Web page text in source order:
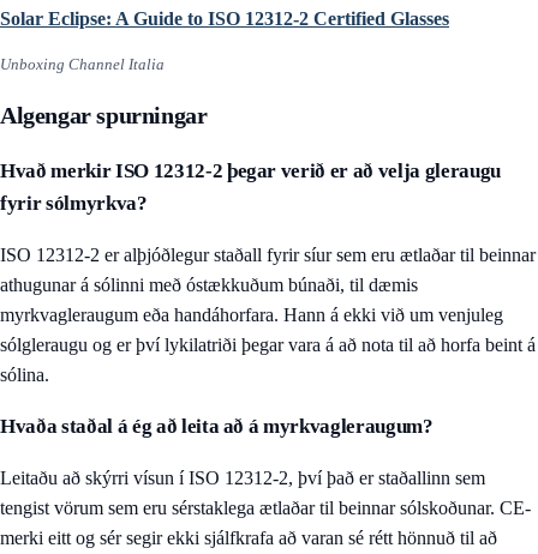
Solar Eclipse: A Guide to ISO 12312-2 Certified Glasses
Unboxing Channel Italia
Algengar spurningar
Hvað merkir ISO 12312-2 þegar verið er að velja gleraugu
fyrir sólmyrkva?
ISO 12312-2 er alþjóðlegur staðall fyrir síur sem eru ætlaðar til beinnar
athugunar á sólinni með óstækkuðum búnaði, til dæmis
myrkvagleraugum eða handáhorfara. Hann á ekki við um venjuleg
sólgleraugu og er því lykilatriði þegar vara á að nota til að horfa beint á
sólina.
Hvaða staðal á ég að leita að á myrkvagleraugum?
Leitaðu að skýrri vísun í ISO 12312-2, því það er staðallinn sem
tengist vörum sem eru sérstaklega ætlaðar til beinnar sólskoðunar. CE-
merki eitt og sér segir ekki sjálfkrafa að varan sé rétt hönnuð til að